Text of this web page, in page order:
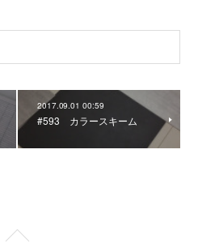
2017.09.01 00:59
#593 カラースキーム